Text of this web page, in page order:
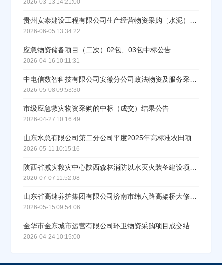
2026-03-13 14:21:00
贵州安泰建设工程有限公司生产经营物资采购（水泥）中标（成交）结果公告
2026-06-05 13:34:22
应急物资储备项目（二次）02包、03包中标公告
2026-04-16 10:11:31
中电信数智科技有限公司安徽分公司政法物资及服务采购S142602项目（直接采购部分）直接采购公示
2026-05-08 09:53:30
市级应急救灾物资采购的中标（成交）结果公告
2026-04-27 10:16:49
山东水总有限公司第二分公司平度2025年高标准农田项目1标安全文明物资谈判采购（标段/包1）中标公示
2026-05-11 10:15:16
陕西省减灾救灾中心陕西森林消防以水灭火装备建设项目（第三批）物资采购中标（成交）结果公告
2026-07-07 11:52:08
山东省高速养护集团有限公司济南市纬六路高架桥大修工程项目黏滞阻尼器材料谈判采购（标段/包1）成交结果公示
2026-05-15 09:54:06
金华市金东城市运营有限公司环卫物资采购项目成交结果中标公告
2026-04-24 10:15:00
立即入驻